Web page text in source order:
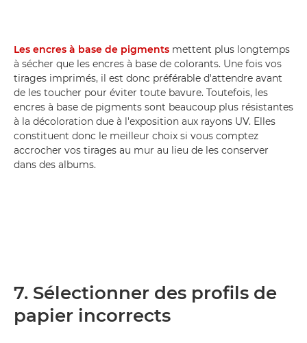
Les encres à base de pigments mettent plus longtemps
à sécher que les encres à base de colorants. Une fois vos
tirages imprimés, il est donc préférable d'attendre avant
de les toucher pour éviter toute bavure. Toutefois, les
encres à base de pigments sont beaucoup plus résistantes
à la décoloration due à l'exposition aux rayons UV. Elles
constituent donc le meilleur choix si vous comptez
accrocher vos tirages au mur au lieu de les conserver
dans des albums.
7. Sélectionner des profils de
papier incorrects